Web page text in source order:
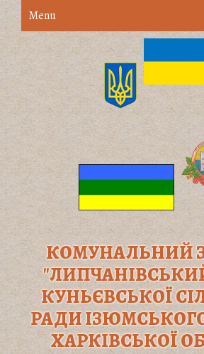
Menu
КОМУНАЛЬНИЙ
КУНЬЄВСЬКОЇ
РАДИ
ХАРКІВСЬКОЇ